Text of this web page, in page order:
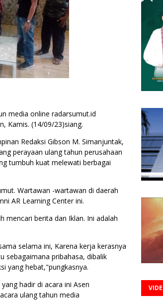
media online radarsumut.id
Kamis. (14/09/23)siang.
Redaksi Gibson M. Simanjuntak,
perayaan ulang tahun perusahaan
tumbuh kuat melewati berbagai
Wartawan -wartawan di daerah
AR Learning Center ini.
mencari berita dan Iklan. Ini adalah
selama ini, Karena kerja kerasnya
sebagaimana pribahasa, dibalik
yang hebat,"pungkasnya.
hadir di acara ini Asen
ulang tahun media